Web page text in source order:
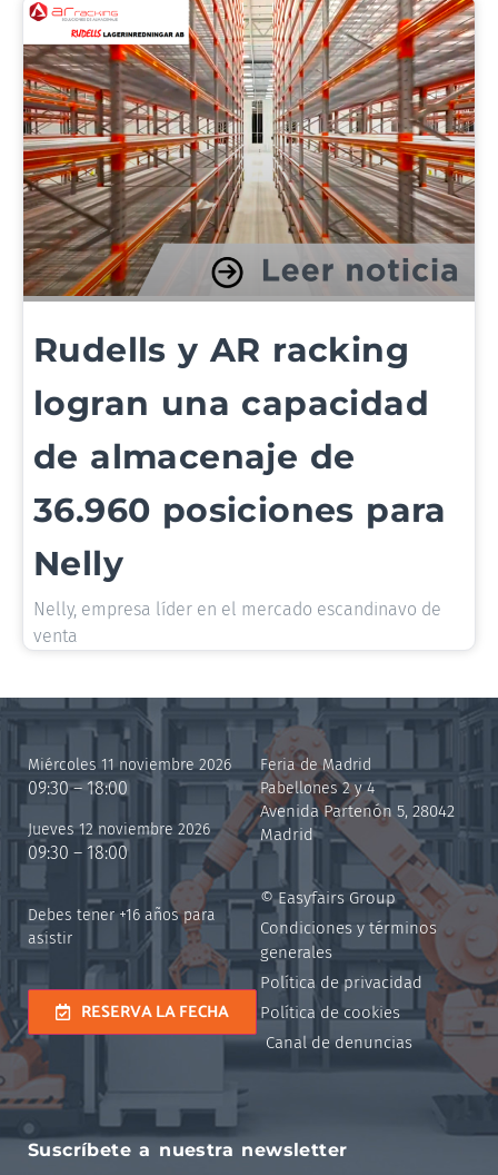
Rudells y AR racking
logran una capacidad
de almacenaje de
36.960 posiciones para
Nelly
Nelly, empresa líder en el mercado escandinavo de
venta
Miércoles 11 noviembre 2026
09:30 – 18:00
Jueves 12 noviembre 2026
09:30 – 18:00
Debes tener +16 años para
asistir
RESERVA LA FECHA
Feria de Madrid
Pabellones 2 y 4
Avenida Partenón 5, 28042
Madrid
© Easyfairs Group
Condiciones y términos
generales
Política de privacidad
Política de cookies
Canal de denuncias
Suscríbete a nuestra newsletter